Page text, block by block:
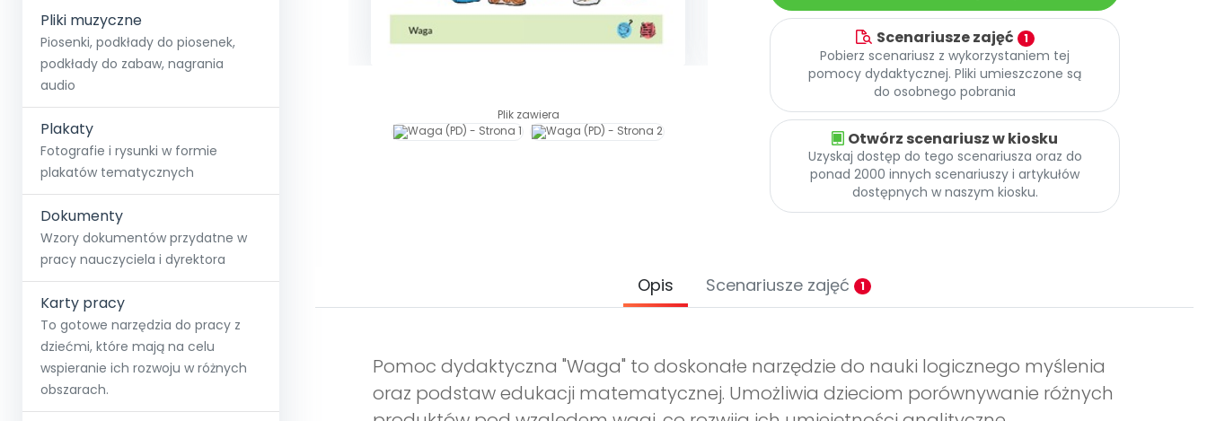
Pliki muzyczne
Piosenki, podkłady do piosenek,
podkłady do zabaw, nagrania
audio
Plakaty
Fotografie i rysunki w formie
plakatów tematycznych
Dokumenty
Wzory dokumentów przydatne w
pracy nauczyciela i dyrektora
Karty pracy
To gotowe narzędzia do pracy z
dziećmi, które mają na celu
wspieranie ich rozwoju w różnych
obszarach.
Plik zawiera
Scenariusze zajęć 1
Pobierz scenariusz z wykorzystaniem tej
pomocy dydaktycznej. Pliki umieszczone są
do osobnego pobrania
Otwórz scenariusz w kiosku
Uzyskaj dostęp do tego scenariusza oraz do
ponad 2000 innych scenariuszy i artykułów
dostępnych w naszym kiosku.
Opis Scenariusze zajęć 1
Pomoc dydaktyczna "Waga" to doskonałe narzędzie do nauki logicznego myślenia
oraz podstaw edukacji matematycznej. Umożliwia dzieciom porównywanie różnych